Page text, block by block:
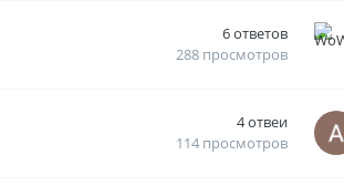
6ответов
288 просмотров
4отвеи
114 просмотров